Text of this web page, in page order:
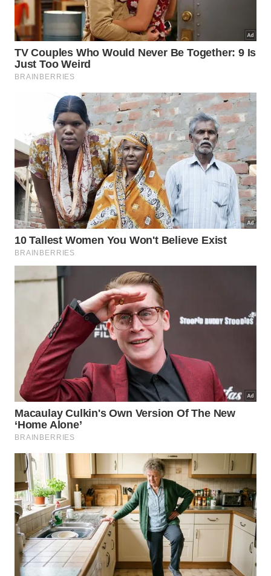
na parte interna ou externa ajuda a soltar gordura
resistente; em tampas de vidro, recomenda-se usar
o lado macio da esponja para diminuir o risco de
arranhões.
Assista um vídeo no canal do Youtube
que fala sobre como reaproveitar a borra de café
misturada com bicarbonato de sódio para criar um
poderoso esfoliante e desengordurante caseiro:
https://www.youtube.com/watch?v=m_09zT1hC7E
Quais cuidados são importantes ao
usar café usado com bicarbonato?
Embora seja uma alternativa simples, essa mistura
exige atenção com superfícies delicadas, como
certos antiaderentes, que podem se desgastar com
inox, ferro ou alumínio, sempre evitando força
excessiva e testando antes em uma área pequena e
discreta.